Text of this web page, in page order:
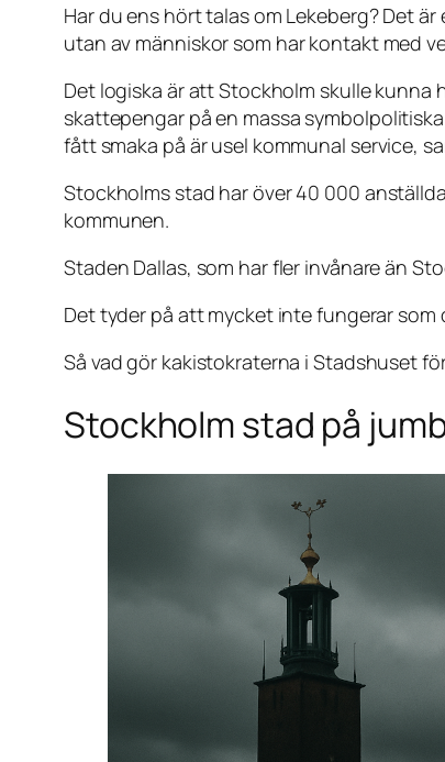
Har du ens hört talas om Lekeberg? Det
utan av människor som har kontakt med
Det logiska är att Stockholm skulle
skattepengar på en massa
fått smaka på är usel kommunal service,
Stockholms stad har över 40 000
kommunen.
Staden Dallas, som har fler invånare än
Det tyder på att mycket inte fungerar
Så vad gör kakistokraterna i Stadshuset
Stockholm stad på